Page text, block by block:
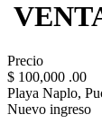
Precio
$ 100,000 .00
Playa Naplo,
Nuevo ingreso